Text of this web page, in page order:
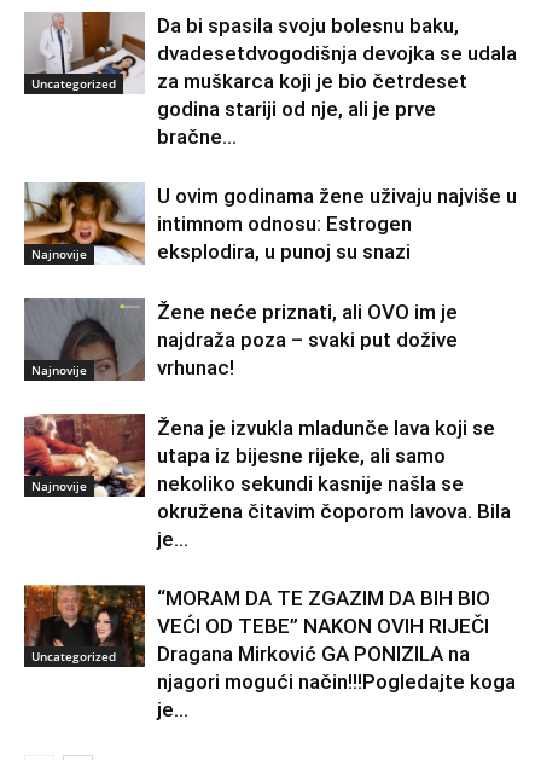
Uncategorized
Da bi spasila svoju bolesnu baku,
dvadesetdvogodišnja devojka se udala
za muškarca koji je bio četrdeset
godina stariji od nje, ali je prve
bračne...
Najnovije
U ovim godinama žene uživaju najviše u
intimnom odnosu: Estrogen
eksplodira, u punoj su snazi
Najnovije
Žene neće priznati, ali OVO im je
najdraža poza – svaki put dožive
vrhunac!
Najnovije
Žena je izvukla mladunče lava koji se
utapa iz bijesne rijeke, ali samo
nekoliko sekundi kasnije našla se
okružena čitavim čoporom lavova. Bila
je...
Uncategorized
“MORAM DA TE ZGAZIM DA BIH BIO
VEĆI OD TEBE” NAKON OVIH RIJEČI
Dragana Mirković GA PONIZILA na
njagori mogući način!!!Pogledajte koga
je...